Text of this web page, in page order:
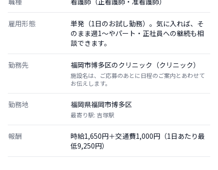
雇用形態
単発（1日のお試し勤務）。気に入れば、そ
のまま週1〜やパート・正社員への継続も相
談できます。
勤務先 福岡市博多区のクリニック（クリニック）
施設名は、ご応募のあとに日程のご案内とあわせて
お伝えします。
勤務地 福岡県福岡市博多区
最寄り駅: 吉塚駅
報酬
時給1,650円＋交通費1,000円（1日あたり最
低9,250円）